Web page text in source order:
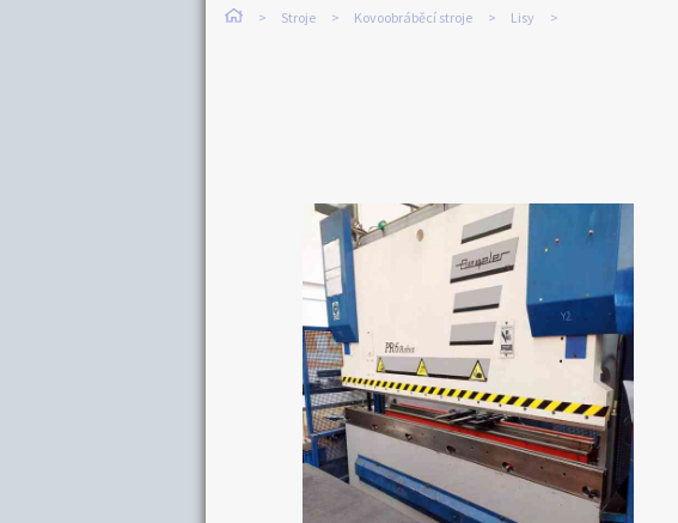
Stroje Kovoobráběcí stroje Lisy